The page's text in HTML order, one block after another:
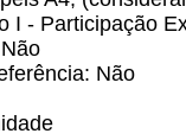
I - Participação
Não